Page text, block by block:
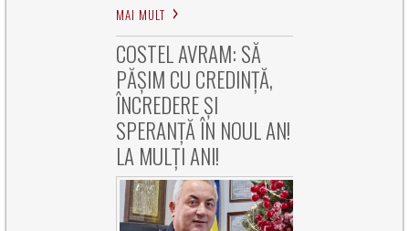
MAI MULT
COSTEL AVRAM: SĂ
PĂȘIM CU CREDINȚĂ,
ÎNCREDERE ȘI
SPERANȚĂ ÎN NOUL AN!
LA MULȚI ANI!